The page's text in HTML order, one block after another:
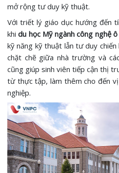
mở rộng tư duy kỹ thuật.
Với triết lý giáo dục hướng đến
khidu học Mỹ ngành công nghệ
kỹ năng kỹ thuật lẫn tư duy
chặt chẽ giữa nhà trường và
cũng giúp sinh viên tiếp cận thị
từ thực tập, làm thêm cho đến
nghiệp.